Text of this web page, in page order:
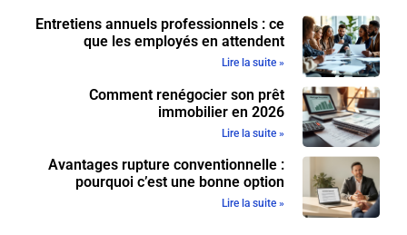
Entretiens annuels professionnels : ce
que les employés en attendent
Lire la suite »
Comment renégocier son prêt
immobilier en 2026
Lire la suite »
Avantages rupture conventionnelle :
pourquoi c’est une bonne option
Lire la suite »